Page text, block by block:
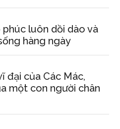
luôn dồi dào và
hàng ngày
đại của Các Mác,
một con người chân